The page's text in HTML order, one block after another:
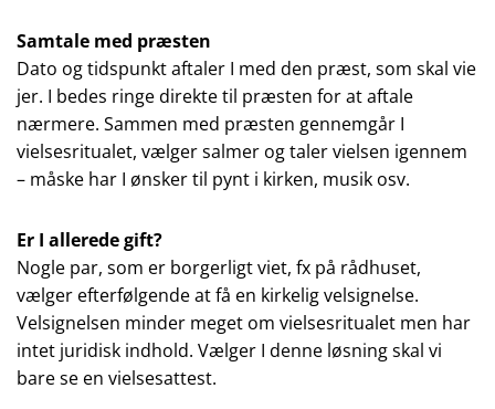
Samtale med præsten
Dato og tidspunkt aftaler I med den præst, som skal vie
jer. I bedes ringe direkte til præsten for at aftale
nærmere. Sammen med præsten gennemgår I
vielsesritualet, vælger salmer og taler vielsen igennem
– måske har I ønsker til pynt i kirken, musik osv.
Er I allerede gift?
Nogle par, som er borgerligt viet, fx på rådhuset,
vælger efterfølgende at få en kirkelig velsignelse.
Velsignelsen minder meget om vielsesritualet men har
intet juridisk indhold. Vælger I denne løsning skal vi
bare se en vielsesattest.